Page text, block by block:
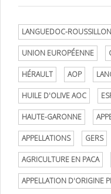
LANGUEDOC-ROUSSILLON
UNION EUROPÉENNE
HÉRAULT AOP
HUILE D'OLIVE AOC
HAUTE-GARONNE
APPELLATIONS GERS
AGRICULTURE EN PACA
APPELLATION D'ORIGINE